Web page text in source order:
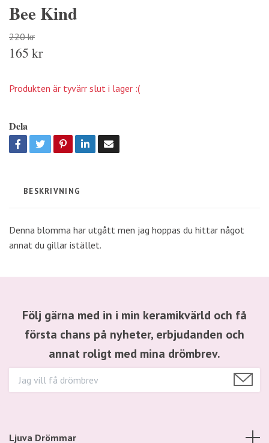
Bee Kind
220 kr
165 kr
Produkten är tyvärr slut i lager :(
Dela
BESKRIVNING
Denna blomma har utgått men jag hoppas du hittar något
annat du gillar istället.
Följ gärna med in i min keramikvärld och få
första chans på nyheter, erbjudanden och
annat roligt med mina drömbrev.
Ljuva Drömmar